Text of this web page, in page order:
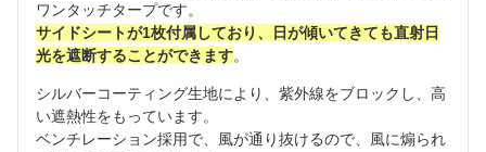
ワンタッチタープです。
サイドシートが1枚付属しており、日が傾いてきても直射日
光を遮断することができます。
シルバーコーティング生地により、紫外線をブロックし、高
い遮熱性をもっています。
ベンチレーション採用で、風が通り抜けるので、風に煽られ